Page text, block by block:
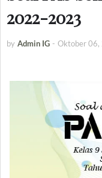
2022-2023
by Admin IG - Oktober 06,